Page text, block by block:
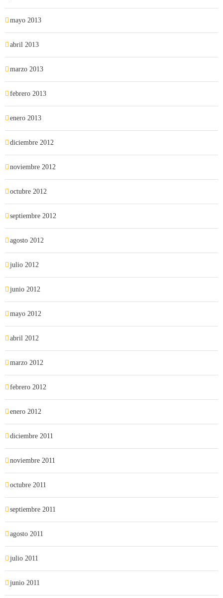
mayo 2013
abril 2013
marzo 2013
febrero 2013
enero 2013
diciembre 2012
noviembre 2012
octubre 2012
septiembre 2012
agosto 2012
julio 2012
junio 2012
mayo 2012
abril 2012
marzo 2012
febrero 2012
enero 2012
diciembre 2011
noviembre 2011
octubre 2011
septiembre 2011
agosto 2011
julio 2011
junio 2011